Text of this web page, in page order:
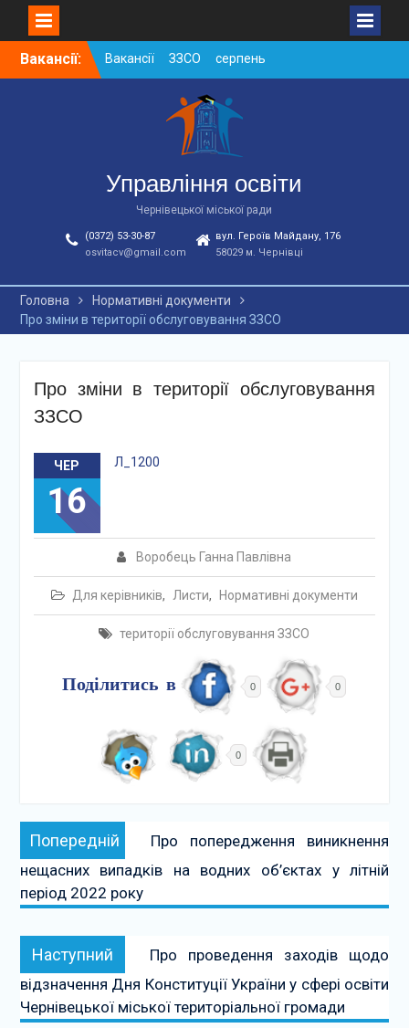
SkipВакансії:
Вакансії ЗЗСО серпень
2026
Вакансії ЗЗСО червень
Вакансії у ЗДО та
дошкільних підрозділах
ЗЗСО станом на
01.08.2026 р.
Управління освіти
Чернівецької міської ради
(0372) 53-30-87
osvitacv@gmail.com
вул. Героїв Майдану, 176
58029 м. Чернівці
Головна
Нормативні документи
Про зміни в території обслуговування ЗЗСО
Про зміни в території обслуговування
ЗЗСО
ЧЕР
16
Воробець Ганна Павлівна
Для керівників, Листи, Нормативні документи
території обслуговування ЗЗСО
Л_1200
Поділитись в 0 0
0
Навігація
записів
Попередній Попередній:
Про попередження виникнення
нещасних випадків на водних об’єктах у літній
період 2022 року
Наступний Наступний:
Про проведення заходів щодо
відзначення Дня Конституції України у сфері освіти
Чернівецької міської територіальної громади